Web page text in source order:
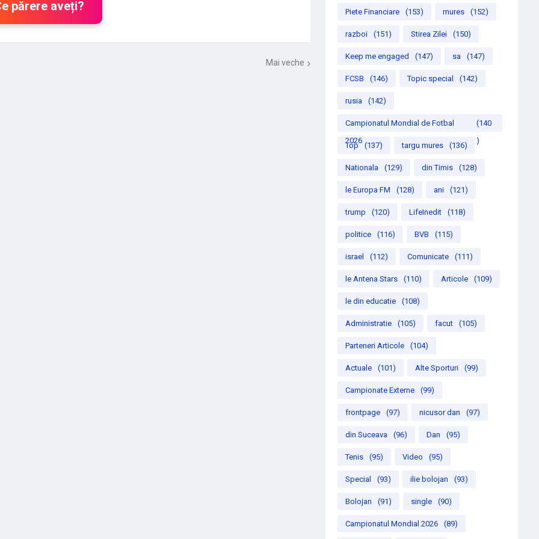
părere aveți?
Mai veche
Piete Financiare (153) mures (152)
razboi (151) Stirea Zilei (150)
Keep me engaged (147) sa (147)
FCSB (146) Topic special (142)
rusia (142)
Campionatul Mondial de Fotbal
2026
(140
)
Top (137) targu mures (136)
Nationala (129) din Timis (128)
le Europa FM (128) ani (121)
trump (120) LifeInedit (118)
politice (116) BVB (115)
israel (112) Comunicate (111)
le Antena Stars (110) Articole (109)
le din educatie (108)
Administratie (105) facut (105)
Parteneri Articole (104)
Actuale (101) Alte Sporturi (99)
Campionate Externe (99)
frontpage (97) nicusor dan (97)
din Suceava (96) Dan (95)
Tenis (95) Video (95)
Special (93) ilie bolojan (93)
Bolojan (91) single (90)
Campionatul Mondial 2026 (89)